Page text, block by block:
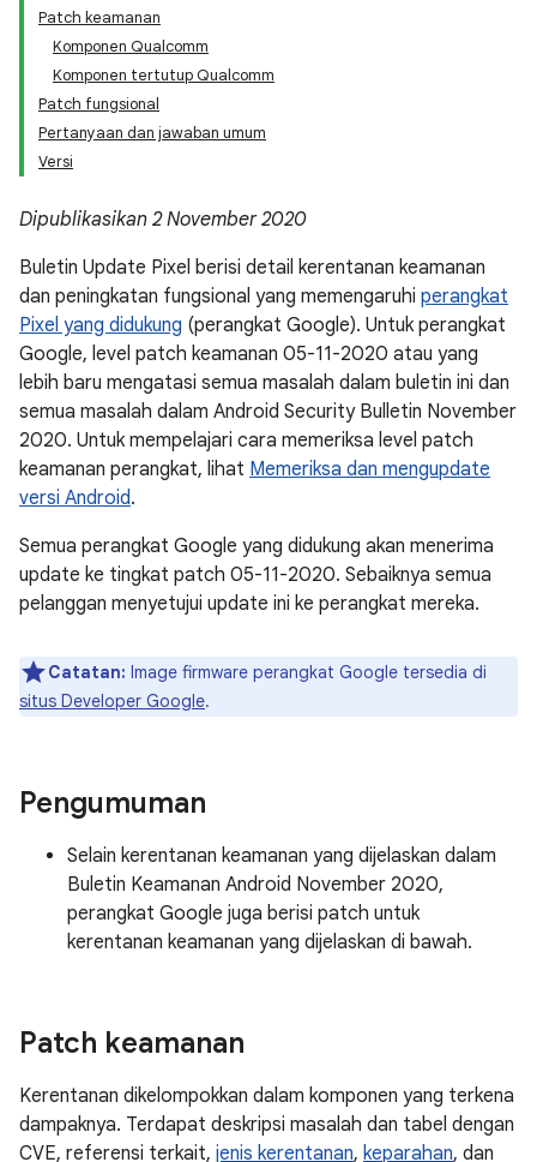
Patch keamanan
Komponen Qualcomm
Komponen tertutup Qualcomm
Patch fungsional
Pertanyaan dan jawaban umum
Versi
Dipublikasikan 2 November 2020
Buletin Update Pixel berisi detail kerentanan keamanan
dan peningkatan fungsional yang memengaruhi perangkat
Pixel yang didukung (perangkat Google). Untuk perangkat
Google, level patch keamanan 05-11-2020 atau yang
lebih baru mengatasi semua masalah dalam buletin ini dan
semua masalah dalam Android Security Bulletin November
2020. Untuk mempelajari cara memeriksa level patch
keamanan perangkat, lihat Memeriksa dan mengupdate
versi Android.
Semua perangkat Google yang didukung akan menerima
update ke tingkat patch 05-11-2020. Sebaiknya semua
pelanggan menyetujui update ini ke perangkat mereka.
Catatan: Image firmware perangkat Google tersedia di
situs Developer Google.
Pengumuman
Selain kerentanan keamanan yang dijelaskan dalam
Buletin Keamanan Android November 2020,
perangkat Google juga berisi patch untuk
kerentanan keamanan yang dijelaskan di bawah.
Patch keamanan
Kerentanan dikelompokkan dalam komponen yang terkena
dampaknya. Terdapat deskripsi masalah dan tabel dengan
CVE, referensi terkait, jenis kerentanan, keparahan, dan